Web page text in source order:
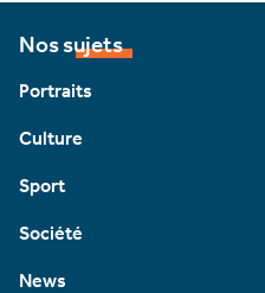
Nos sujets
Portraits
Culture
Sport
Société
News